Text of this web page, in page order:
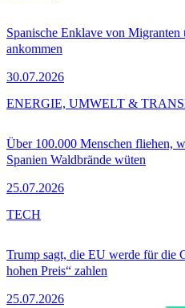
Spanische Enklave von Migranten
ankommen
30.07.2026
Über 100.000 Menschen fliehen,
Spanien Waldbrände wüten
25.07.2026
ENERGIE, UMWELT &
Trump sagt, die EU werde für die
hohen Preis“ zahlen
25.07.2026
TECH